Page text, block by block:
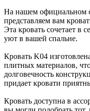
На нашем официальном
представляем вам
Эта кровать сочетает в
уют в вашей спальне.
Кровать K04
плитных материалов,
долговечность
придает кровати
Кровать доступна в